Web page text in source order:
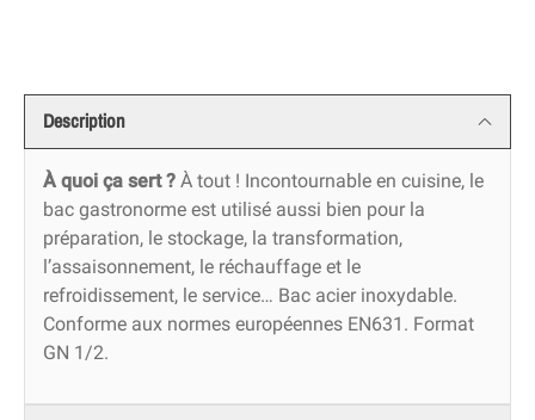
Description
À quoi ça sert ? À tout ! Incontournable en cuisine, le
bac gastronorme est utilisé aussi bien pour la
préparation, le stockage, la transformation,
l’assaisonnement, le réchauffage et le
refroidissement, le service… Bac acier inoxydable.
Conforme aux normes européennes EN631. Format
GN 1/2.